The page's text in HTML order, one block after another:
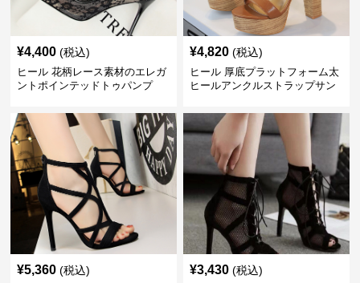
¥4,400 (税込)
ヒール 花柄レース素材のエレガ
ントポインテッドトゥパンプ
¥4,820 (税込)
ヒール 厚底プラットフォーム太
ヒールアンクルストラップサン
¥5,360 (税込) ¥3,430 (税込)